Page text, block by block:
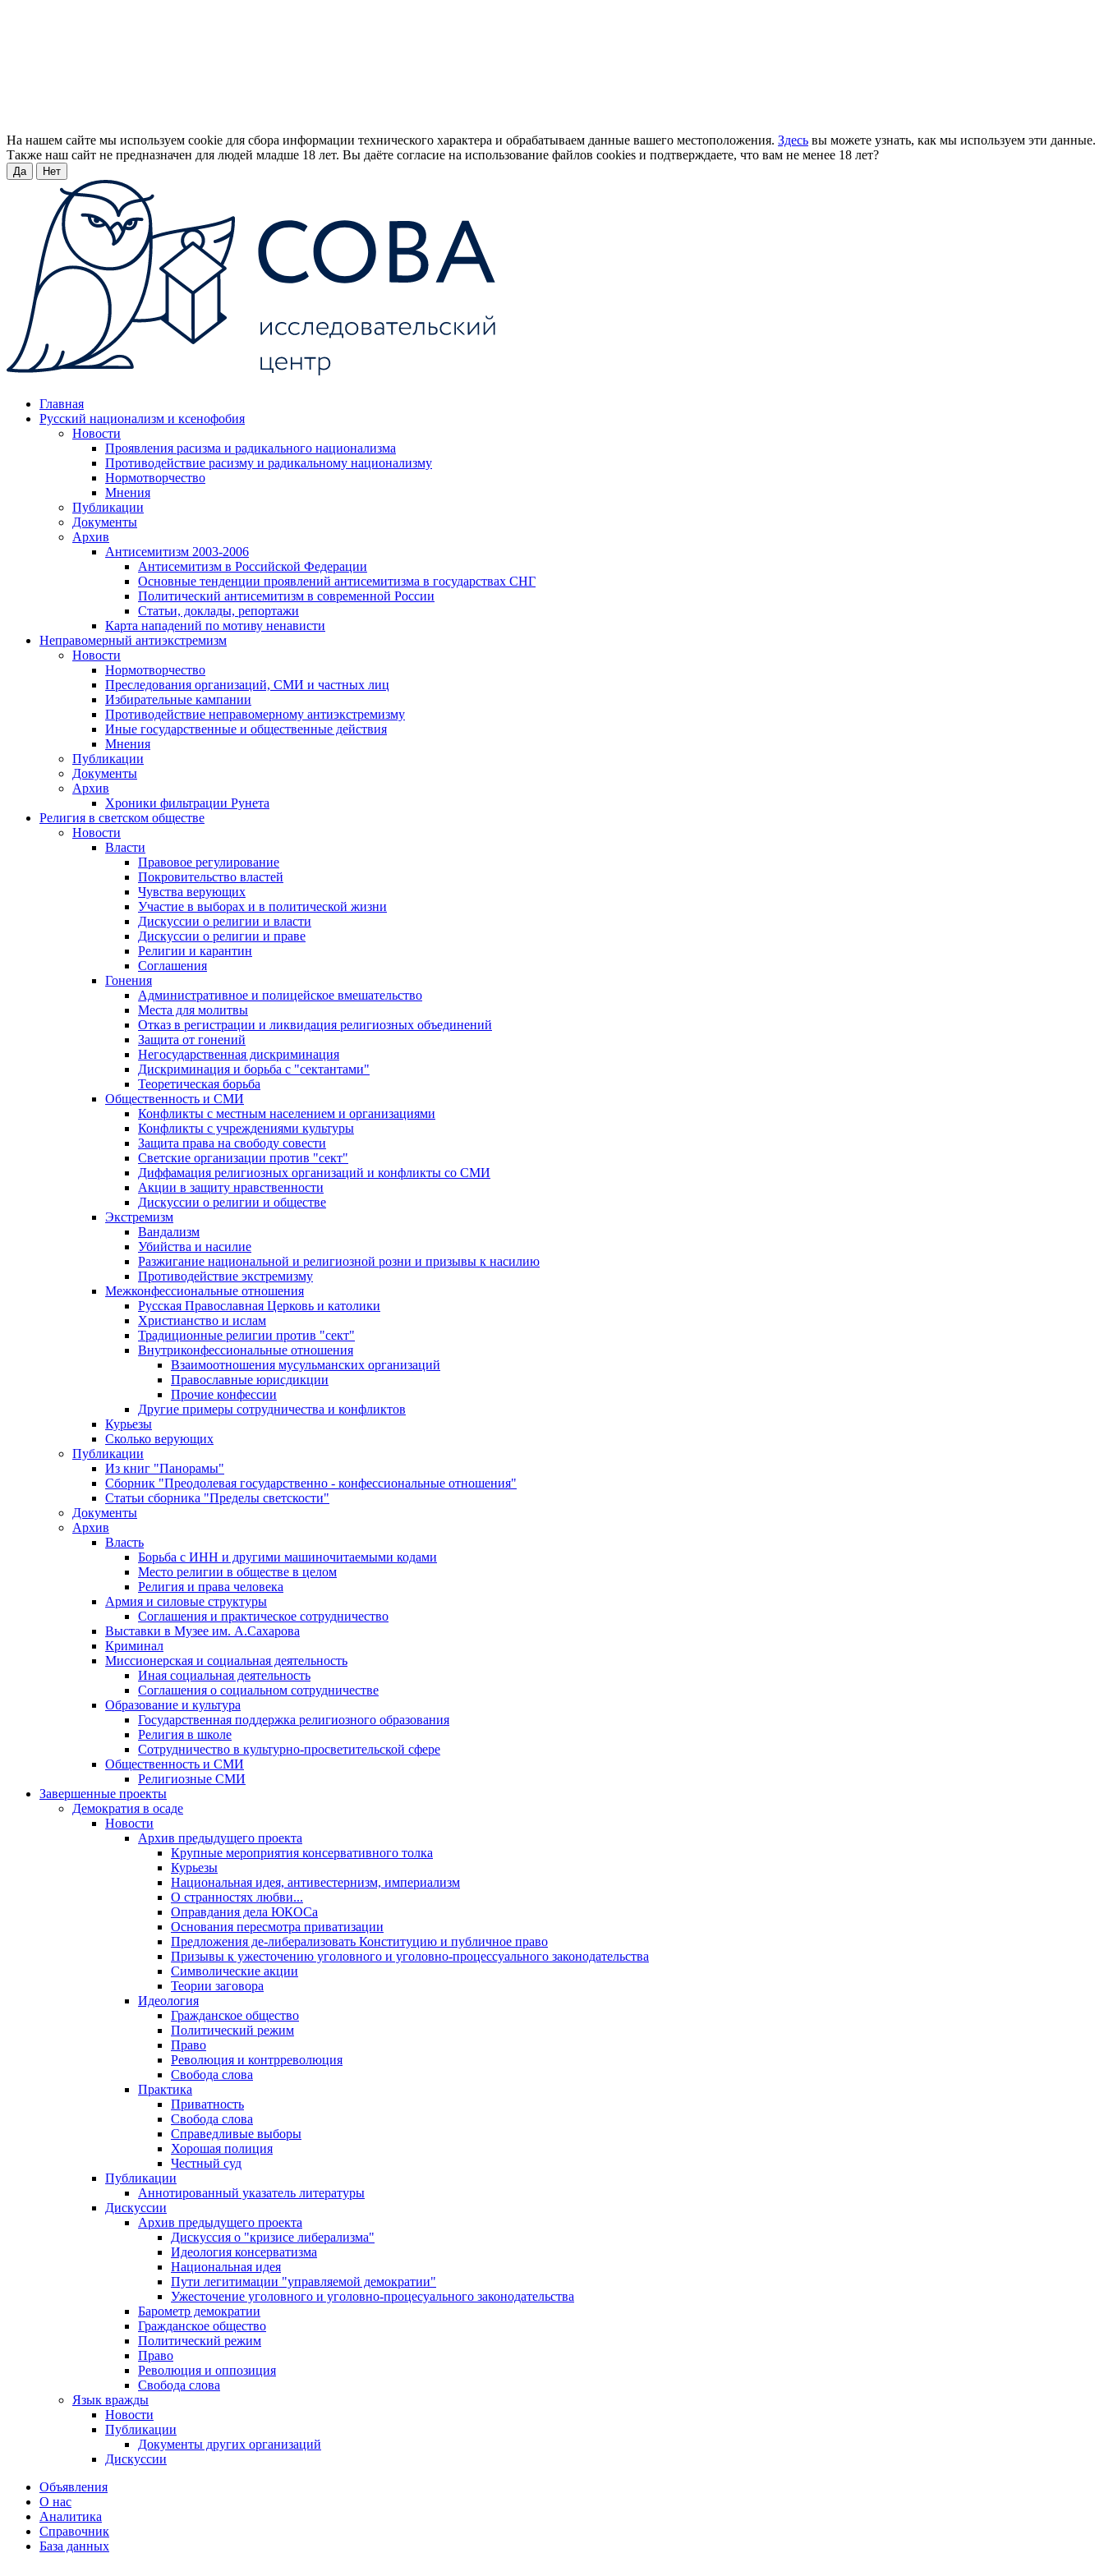
На нашем сайте мы используем cookie для сбора информации технического характера и обрабатываем данные вашего местоположения. Здесь вы можете узнать, как мы используем эти данные.
Также наш сайт не предназначен для людей младше 18 лет. Вы даёте согласие на использование файлов cookies и подтверждаете, что вам не менее 18 лет?
Да Нет
Главная
Русский национализм и ксенофобия
Новости
Проявления расизма и радикального национализма
Противодействие расизму и радикальному национализму
Нормотворчество
Мнения
Публикации
Документы
Архив
Антисемитизм 2003-2006
Антисемитизм в Российской Федерации
Основные тенденции проявлений антисемитизма в государствах СНГ
Политический антисемитизм в современной России
Статьи, доклады, репортажи
Карта нападений по мотиву ненависти
Неправомерный антиэкстремизм
Новости
Нормотворчество
Преследования организаций, СМИ и частных лиц
Избирательные кампании
Противодействие неправомерному антиэкстремизму
Иные государственные и общественные действия
Мнения
Публикации
Документы
Архив
Хроники фильтрации Рунета
Религия в светском обществе
Новости
Власти
Правовое регулирование
Покровительство властей
Чувства верующих
Участие в выборах и в политической жизни
Дискуссии о религии и власти
Дискуссии о религии и праве
Религии и карантин
Соглашения
Гонения
Административное и полицейское вмешательство
Места для молитвы
Отказ в регистрации и ликвидация религиозных объединений
Защита от гонений
Негосударственная дискриминация
Дискриминация и борьба с "сектантами"
Теоретическая борьба
Общественность и СМИ
Конфликты с местным населением и организациями
Конфликты с учреждениями культуры
Защита права на свободу совести
Светские организации против "сект"
Диффамация религиозных организаций и конфликты со СМИ
Акции в защиту нравственности
Дискуссии о религии и обществе
Экстремизм
Вандализм
Убийства и насилие
Разжигание национальной и религиозной розни и призывы к насилию
Противодействие экстремизму
Межконфессиональные отношения
Русская Православная Церковь и католики
Христианство и ислам
Традиционные религии против "сект"
Внутриконфессиональные отношения
Взаимоотношения мусульманских организаций
Православные юрисдикции
Прочие конфессии
Другие примеры сотрудничества и конфликтов
Курьезы
Сколько верующих
Публикации
Из книг "Панорамы"
Сборник "Преодолевая государственно - конфессиональные отношения"
Статьи сборника "Пределы светскости"
Документы
Архив
Власть
Борьба с ИНН и другими машиночитаемыми кодами
Место религии в обществе в целом
Религия и права человека
Армия и силовые структуры
Соглашения и практическое сотрудничество
Выставки в Музее им. А.Сахарова
Криминал
Миссионерская и социальная деятельность
Иная социальная деятельность
Соглашения о социальном сотрудничестве
Образование и культура
Государственная поддержка религиозного образования
Религия в школе
Сотрудничество в культурно-просветительской сфере
Общественность и СМИ
Религиозные СМИ
Завершенные проекты
Демократия в осаде
Новости
Архив предыдущего проекта
Крупные мероприятия консервативного толка
Курьезы
Национальная идея, антивестернизм, империализм
О странностях любви...
Оправдания дела ЮКОСа
Основания пересмотра приватизации
Предложения де-либерализовать Конституцию и публичное право
Призывы к ужесточению уголовного и уголовно-процессуального законодательства
Символические акции
Теории заговора
Идеология
Гражданское общество
Политический режим
Право
Революция и контрреволюция
Свобода слова
Практика
Приватность
Свобода слова
Справедливые выборы
Хорошая полиция
Честный суд
Публикации
Аннотированный указатель литературы
Дискуссии
Архив предыдущего проекта
Дискуссия о "кризисе либерализма"
Идеология консерватизма
Национальная идея
Пути легитимации "управляемой демократии"
Ужесточение уголовного и уголовно-процесуального законодательства
Барометр демократии
Гражданское общество
Политический режим
Право
Революция и оппозиция
Свобода слова
Язык вражды
Новости
Публикации
Документы других организаций
Дискуссии
Объявления
О нас
Аналитика
Справочник
База данных